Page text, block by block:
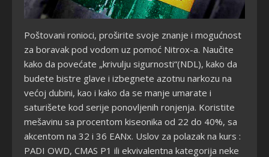
Poštovani ronioci, proširite svoje znanje i mogućnost
za boravak pod vodom uz pomoć Nitrox-a. Naučite
kako da povećate „krivulju sigurnosti“(NDL), kako da
budete bistre glave i izbegnete azotnu narkozu na
većoj dubini, kao i kako da se manje umarate i
saturišete kod serije ponovljenih ronjenja. Koristite
mešavinu sa procentom kiseonika od 22 do 40%, sa
akcentom na 32 i 36 EANx. Uslov za polazak na kurs :
PADI OWD, CMAS P1 ili ekvivalentna kategorija neke